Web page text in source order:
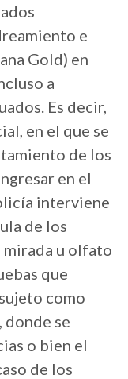
e
Gold) en
a
Es decir,
en el que se
de los
en el
interviene
de los
mirada u olfato
que
como
donde se
o bien el
de los